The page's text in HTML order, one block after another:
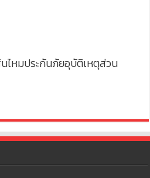
ไหมประกันภัยอุบัติเหตุส่วน